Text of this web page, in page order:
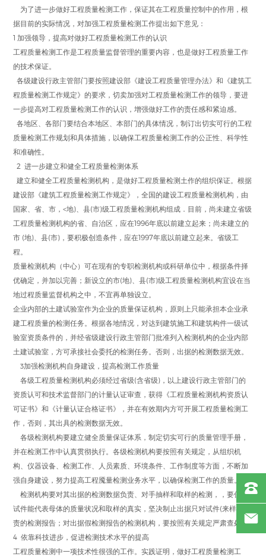
为了进一步做好工程质量检测工作，保证其在工程质量控制中的作用，根
据目前的实际情况，对加强工程质量检测工作提出如下意见：
1 加强领导，提高对做好工程质量检测工作的认识
工程质量检测工作是工程质量监督管理的重要内容，也是做好工程质量工作
的技术保证。
各级建设行政主管部门要按照建设部《建设工程质量管理办法》和《建筑工
程质量检测工作规定》的要求，切卖加强对工程质量检测工作的领导，要进
一步提高对工程质量检测工作的认识，增强做好工作的责任感和紧迫感。
各地区、各部门要结合本地区、本部门的具体情况，制订出切实可行的工程
质量检测工作规划和具体措施，以确保工程质量检测工作的公正性、科学性
和准确性。
2 进一步建立和健全工程质量检测体系
建立和健全工程质量检测机构，是做好工程质量检测土作的组织保证。根据
建设部《建筑工程质量检测工作规定》，全国的建设工程质量检测机构，由
国家、省、市，<地)、县(市)级工程质量检测机构组成．目前，尚未建立省级
工程质量检测机构的省、自治区，应在1996年底以前建立起来；尚未建立的
市 (地)、县(市)，要积极创造条件，应在1997年底以前建立起来。省级工
程。
质量检测机构（中心）可在现有的专职检测机构或科研单位中，根据条件择
优确定，并加以完善；新设立的市(地)、县(市)级工程质量检测机构宜设在当
地过程质量监督机构之中，不宜再单独设立。
企业内部的土建试验室作为企业的质量保证机构，原则上只能承担本企业承
建工程质量的检测任务。根据各地情况，对达到建筑施工和建筑构件一级试
验室资质条件的，并经省级建设行政主管部门批准列入检测机构的企业内部
土建试验室，方可承接社会委托的检测任务。否则，出据的检测数据无效。
3加强检测机构自身建设，提高检测工作质量
各级工程质量检测机构必须经过省级(含省级)，以上建设行政主管部门的
资质认可和技术监督部门的计量认证审查，获得《工程质量检测机构资质认
可证书》和《计量认证合格证书》，并在有效期内方可开展工程质量检测工
作，否则，其出具的检测数据无效。
各级检测机构要建立健全质量保证体系，制定切实可行的质量管理手册，
并在检测工作中认真贯彻执行。各级检测机构要按照有关规定，从组织机
构、仪器设备、检测工作、人员素质、环境条件、工作制度等方面，不断加
强自身建设，努力提高工程魇量检测业务水平，以确保检测工作的质量。
检测机构要对其出据的检测数据负责、对手抽样和取样的检测，，要保证
试件能代表母体的质量状况和取样的真实，坚决制止出据只对试件(来样)负
责的检测报告；对出据假检测报告的检测机构，要按照有关规定严肃查处。
4 依靠科技进步，促进检测技术水平的提高
工程质量检测中一项技术性很强的工作。实践证明，做好工程质量检测工